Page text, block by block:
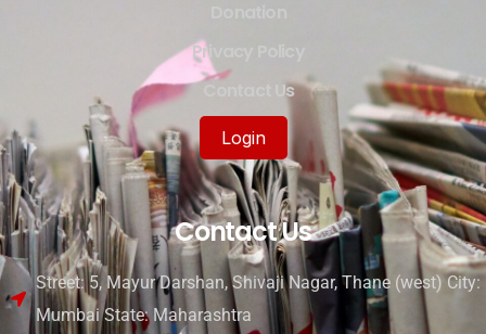
Privacy Policy
Contact Us
Login
Contact Us
Street: 5, Mayur Darshan, Shivaji Nagar, Thane (west) City:
Mumbai State: Maharashtra